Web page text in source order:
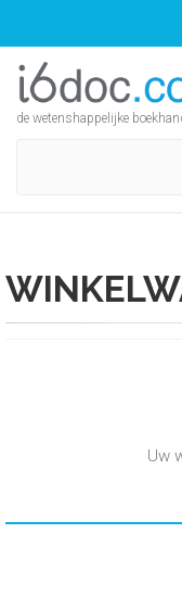
de wetenshappelijke
Uw